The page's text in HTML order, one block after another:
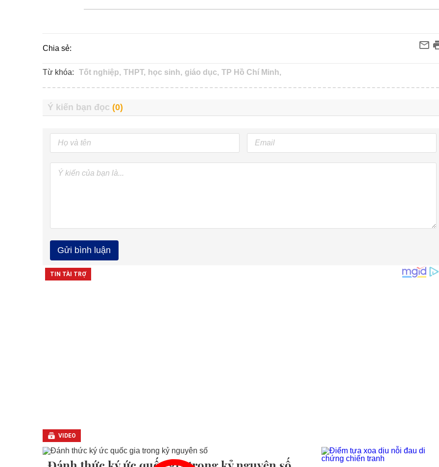
Chia sẻ:
Từ khóa: Tốt nghiệp, THPT, học sinh, giáo dục, TP Hồ Chí Minh,
VIDEO